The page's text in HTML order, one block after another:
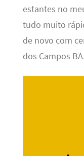
estantes no
tudo muito
de novo com
dos Campos BA.